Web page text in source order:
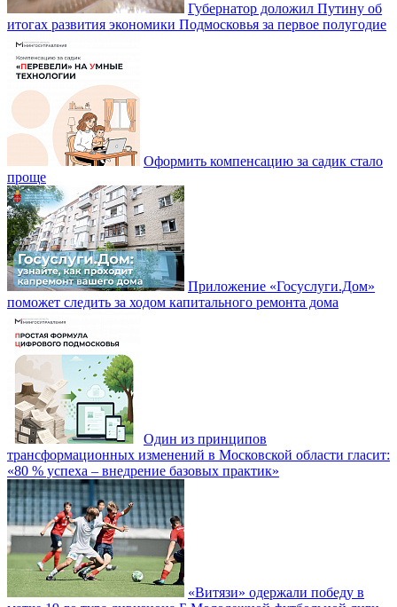
Губернатор доложил Путину об
итогах развития экономики Подмосковья за первое полугодие
Оформить компенсацию за садик стало
проще
Приложение «Госуслуги.Дом»
поможет следить за ходом капитального ремонта дома
Один из принципов
трансформационных изменений в Московской области гласит:
«80 % успеха – внедрение базовых практик»
«Витязи» одержали победу в